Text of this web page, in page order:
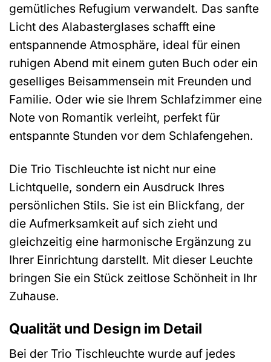
gemütliches Refugium verwandelt. Das sanfte
Licht des Alabasterglases schafft eine
entspannende Atmosphäre, ideal für einen
ruhigen Abend mit einem guten Buch oder ein
geselliges Beisammensein mit Freunden und
Familie. Oder wie sie Ihrem Schlafzimmer eine
Note von Romantik verleiht, perfekt für
entspannte Stunden vor dem Schlafengehen.
Die Trio Tischleuchte ist nicht nur eine
Lichtquelle, sondern ein Ausdruck Ihres
persönlichen Stils. Sie ist ein Blickfang, der
die Aufmerksamkeit auf sich zieht und
gleichzeitig eine harmonische Ergänzung zu
Ihrer Einrichtung darstellt. Mit dieser Leuchte
bringen Sie ein Stück zeitlose Schönheit in Ihr
Zuhause.
Qualität und Design im Detail
Bei der Trio Tischleuchte wurde auf jedes